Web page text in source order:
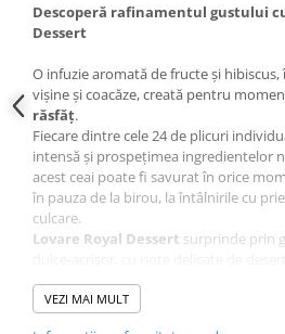
Organizare si arhivare
Bibliorafturi
Caiete mecanice
Alonje
Indecsi
Separatoare
Dosare din carton
Dosare din plastic
Folii si mape de protectie
Mape din carton si plastic
Descoperă rafinamentul gustului
Dessert
O infuzie aromată de fructe și
vișine și coacăze, creată pentru
răsfăț.
Fiecare dintre cele 24 de plicuri
intensă și prospețimea ingredientelor
acest ceai poate fi savurat în orice
în pauza de la birou, la întâlnirile cu
culcare.
Lovare Royal Dessert surprinde prin
transformă într-o alegere inspirată
că e vorba de aniversări, sărbători sau
VEZI MAI MULT